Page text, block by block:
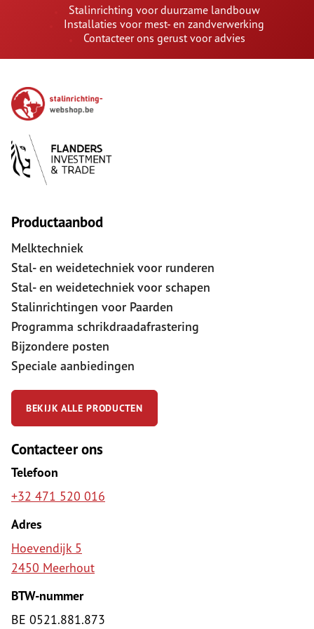
Stalinrichting voor duurzame landbouw
Installaties voor mest- en zandverwerking
Contacteer ons gerust voor advies
Productaanbod
Melktechniek
Stal- en weidetechniek voor runderen
Stal- en weidetechniek voor schapen
Stalinrichtingen voor Paarden
Programma schrikdraadafrastering
Bijzondere posten
Speciale aanbiedingen
BEKIJK ALLE PRODUCTEN
Contacteer ons
Telefoon
+32 471 520 016
Adres
Hoevendijk 5
2450 Meerhout
BTW-nummer
BE 0521.881.873